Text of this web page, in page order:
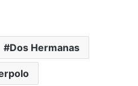
Dos Hermanas